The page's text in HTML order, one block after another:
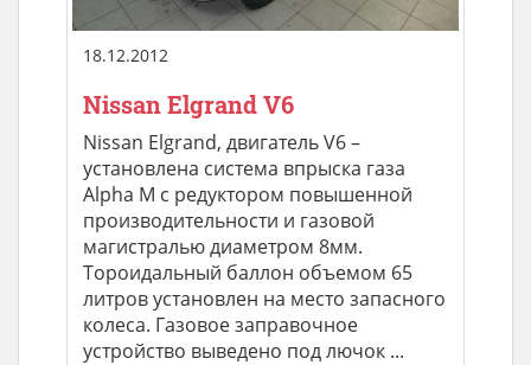
18.12.2012
Nissan Elgrand V6
Nissan Elgrand, двигатель V6 –
установлена система впрыска газа
Alpha M с редуктором повышенной
производительности и газовой
магистралью диаметром 8мм.
Тороидальный баллон объемом 65
литров установлен на место запасного
колеса. Газовое заправочное
устройство выведено под лючок ...